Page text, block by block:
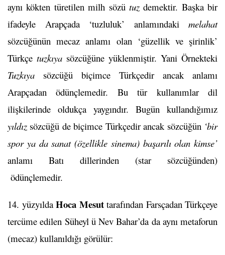
aynı kökten türetilen milh sözütuzdemektir. Başka bir
ifadeyle Arapçada ‘tuzluluk’ anlamındakimelahat
sözcüğünün mecaz anlamı olan ‘güzellik ve şirinlik’
Türkçe tuzkıya sözcüğüne yüklenmiştir. Yani Örnekteki
Tuzkıya sözcüğü biçimce Türkçedir ancak anlamı
Arapçadan ödünçlemedir. Bu tür kullanımlar dil
ilişkilerinde oldukça yaygındır. Bugün kullandığımız
yıldız sözcüğü de biçimce Türkçedir ancak sözcüğün‘bir
spor ya da sanat (özellikle sinema) başarılı olan kimse’
anlamı Batı dillerinden (star sözcüğünden)
ödünçlemedir.
14. yüzyılda Hoca Mesuttarafından Farsçadan Türkçeye
tercüme edilen Süheyl ü Nev Bahar’da da aynı metaforun
(mecaz) kullanıldığı görülür: